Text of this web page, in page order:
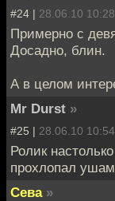
#24 | 28.06.10 10:28
Примерно с
Досадно, блин.
А в целом
Mr Durst »
#25 | 28.06.10 10:54
Ролик
прохлопал
Сева »